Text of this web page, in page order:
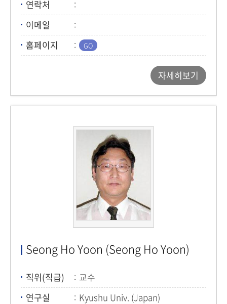
연락처
이메일
홈페이지
자세히보기
Seong Ho Yoon (Seong Ho Yoon)
직위(직급)
교수
연구실
Kyushu Univ. (Japan)